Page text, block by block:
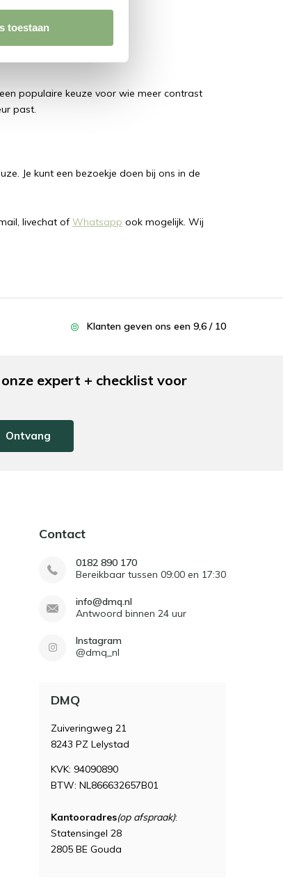
toestaan
populaire keuze voor wie meer contrast
past.
Je kunt een bezoekje doen bij ons in de
livechat of Whatsapp ook mogelijk. Wij
Klanten geven ons een 9,6 / 10
expert + checklist voor
Ontvang
Contact
0182 890 170
Bereikbaar tussen 09:00 en 17:30
info@dmq.nl
Antwoord binnen 24 uur
Instagram
@dmq_nl
DMQ
Zuiveringweg 21
8243 PZ Lelystad
KVK: 94090890
BTW: NL866632657B01
Kantooradres(op afspraak):
Statensingel 28
2805 BE Gouda